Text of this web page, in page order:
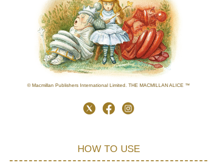
© Macmillan Publishers International Limited. THE MACMILLAN ALICE ™
HOW TO USE